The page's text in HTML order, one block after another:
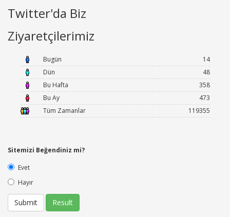
Twitter'da Biz
Ziyaretçilerimiz
Bugün
14
Dün
48
Bu Hafta
358
Bu Ay
473
Tüm Zamanlar
119355
Sitemizi Beğendiniz mi?
Evet
Hayır